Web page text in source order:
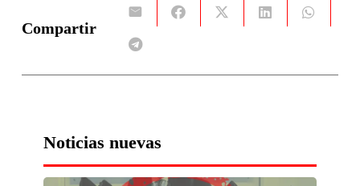
Compartir
Noticias nuevas